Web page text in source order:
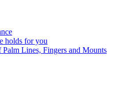
holds for you
Lines, Fingers and Mounts